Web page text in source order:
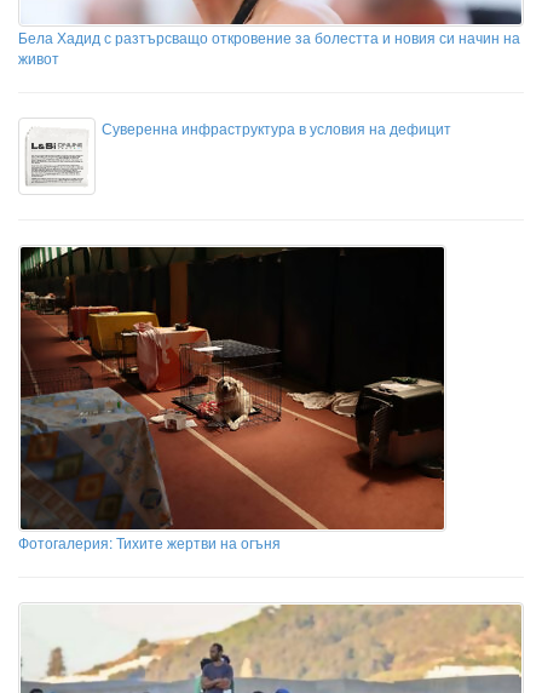
Бела Хадид с разтърсващо откровение за болестта и новия си начин на
живот
Суверенна инфраструктура в условия на дефицит
Фотогалерия: Тихите жертви на огъня